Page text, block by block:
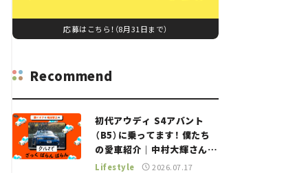
応募はこちら！（8月31日まで）
Recommend
初代アウディ S4アバント
（B5）に乗ってます！ 僕たち
の愛車紹介｜中村大輝さん
——瀬イオナと嶋田智之の
Lifestyle 2026.07.17